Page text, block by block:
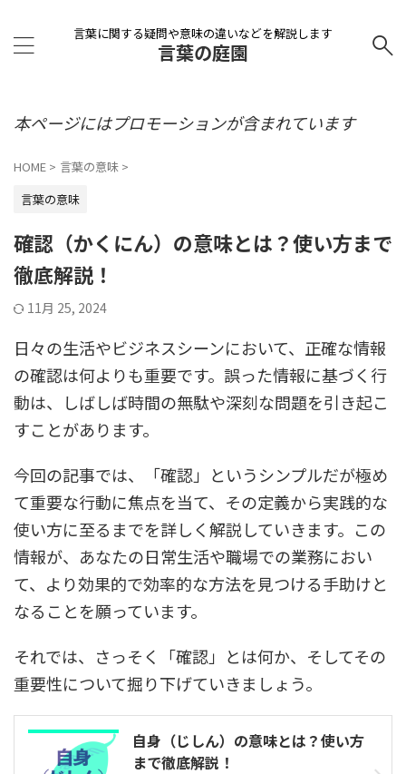
言葉に関する疑問や意味の違いなどを解説します
言葉の庭園
本ページにはプロモーションが含まれています
HOME > 言葉の意味 >
言葉の意味
確認（かくにん）の意味とは？使い方まで
徹底解説！
11月 25, 2024
日々の生活やビジネスシーンにおいて、正確な情報
の確認は何よりも重要です。誤った情報に基づく行
動は、しばしば時間の無駄や深刻な問題を引き起こ
すことがあります。
今回の記事では、「確認」というシンプルだが極め
て重要な行動に焦点を当て、その定義から実践的な
使い方に至るまでを詳しく解説していきます。この
情報が、あなたの日常生活や職場での業務におい
て、より効果的で効率的な方法を見つける手助けと
なることを願っています。
それでは、さっそく「確認」とは何か、そしてその
重要性について掘り下げていきましょう。
自身（じしん）の意味とは？使い方
まで徹底解説！